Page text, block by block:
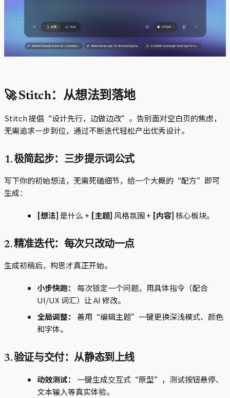
🚀 Stitch：从想法到落地
Stitch 提倡“设计先行，边做边改”。告别面对空白页的焦虑，
无需追求一步到位，通过不断迭代轻松产出优秀设计。
1. 极简起步：三步提示词公式
写下你的初始想法，无需死磕细节，给一个大概的“配方”即可
生成：
[想法]是什么 + [主题] 风格氛围 + [内容]核心板块。
2. 精准迭代：每次只改动一点
生成初稿后，构思才真正开始。
小步快跑：
每次锁定一个问题，用具体指令（配合
UI/UX 词汇）让 AI 修改。
全局调整：
善用“编辑主题”一键更换深浅模式、颜色
和字体。
3. 验证与交付：从静态到上线
动效测试：
一键生成交互式“原型”，测试按钮悬停、
文本输入等真实体验。